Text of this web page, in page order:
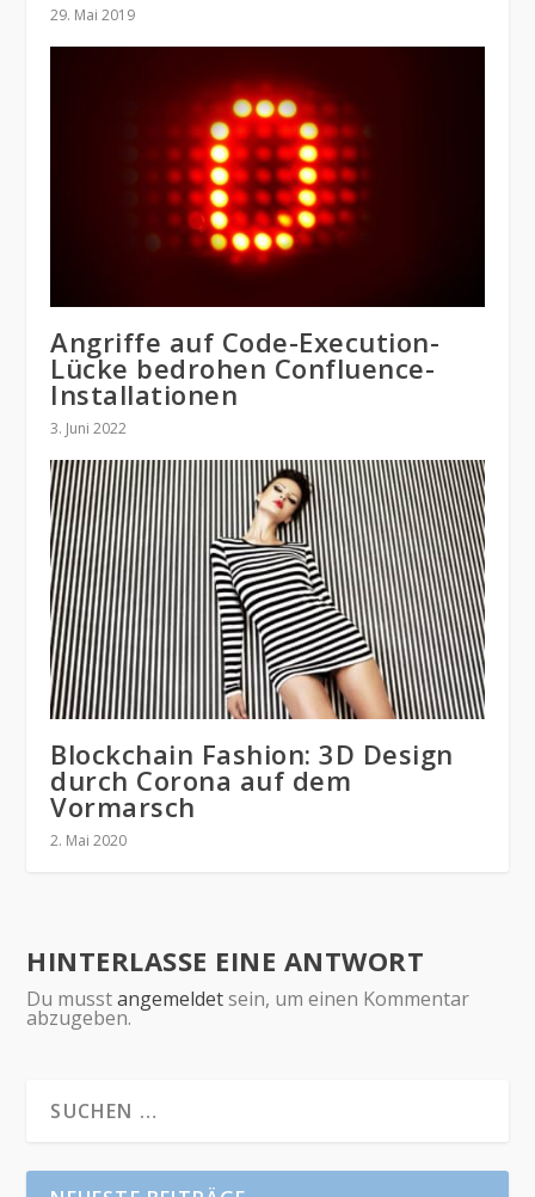
29. Mai 2019
Angriffe auf Code-Execution-
Lücke bedrohen Confluence-
Installationen​
3. Juni 2022
Blockchain Fashion: 3D Design
durch Corona auf dem
Vormarsch
2. Mai 2020
HINTERLASSE EINE ANTWORT
Du musstangemeldetsein, um einen Kommentar
abzugeben.